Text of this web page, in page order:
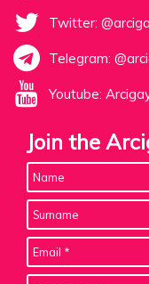
Twitter:
Telegram:
Youtube:
Join the